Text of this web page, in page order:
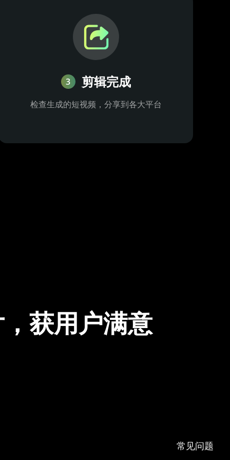
3 剪辑完成
检查生成的短视频，分享到各大平台
获用户满意
常见问题